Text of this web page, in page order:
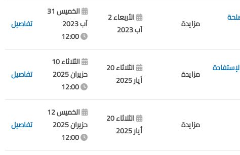
مزايدة
الأربعاء 2
آب 2023
الخميس 31
آب 2023
12:00
تفاصيل
مزايدة
الثلاثاء 20
أيار 2025
الثلاثاء 10
حزيران 2025
12:00
تفاصيل
مزايدة
الثلاثاء 20
أيار 2025
الخميس 12
حزيران 2025
12:00
تفاصيل